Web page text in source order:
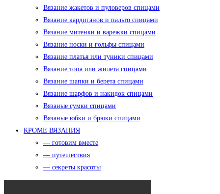
Вязание жакетов и пуловеров спицами
Вязание кардиганов и пальто спицами
Вязание митенки и варежки спицами
Вязание носки и гольфы спицами
Вязание платья или туники спицами
Вязание топа или жилета спицами
Вязание шапки и берета спицами
Вязание шарфов и накидок спицами
Вязаные сумки спицами
Вязаные юбки и брюки спицами
КРОМЕ ВЯЗАНИЯ
— готовим вместе
— путешествия
— секреты красоты